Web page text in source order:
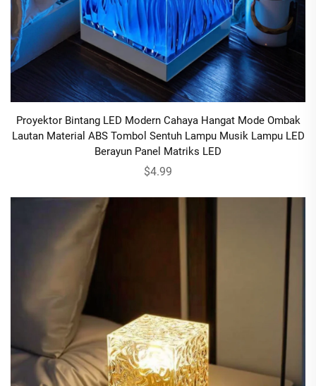
Proyektor Bintang LED Modern Cahaya Hangat Mode Ombak
Lautan Material ABS Tombol Sentuh Lampu Musik Lampu LED
Berayun Panel Matriks LED
$4.99